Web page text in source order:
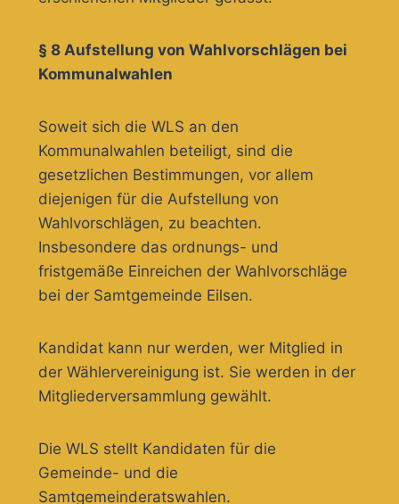
§ 8 Aufstellung von Wahlvorschlägen bei
Kommunalwahlen
Soweit sich die WLS an den
Kommunalwahlen beteiligt, sind die
gesetzlichen Bestimmungen, vor allem
diejenigen für die Aufstellung von
Wahlvorschlägen, zu beachten.
Insbesondere das ordnungs- und
fristgemäße Einreichen der Wahlvorschläge
bei der Samtgemeinde Eilsen.
Kandidat kann nur werden, wer Mitglied in
der Wählervereinigung ist. Sie werden in der
Mitgliederversammlung gewählt.
Die WLS stellt Kandidaten für die
Gemeinde- und die
Samtgemeinderatswahlen.